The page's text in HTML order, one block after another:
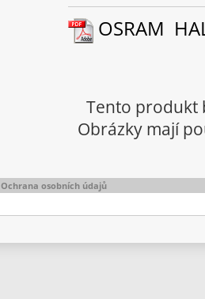
OSRAM
Tento produkt
Obrázky mají
Ochrana osobních údajů